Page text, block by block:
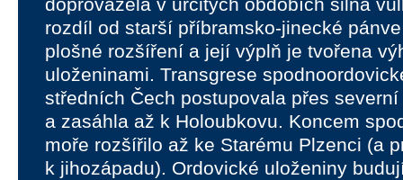
doprovázela v určitých obdobích silná
rozdíl od starší příbramsko-jinecké
plošné rozšíření a její výplň je tvořena
uloženinami. Transgrese
středních Čech postupovala přes
a zasáhla až k Holoubkovu. Koncem
moře rozšířilo až ke Starému Plzenci (a
k jihozápadu). Ordovické uloženiny